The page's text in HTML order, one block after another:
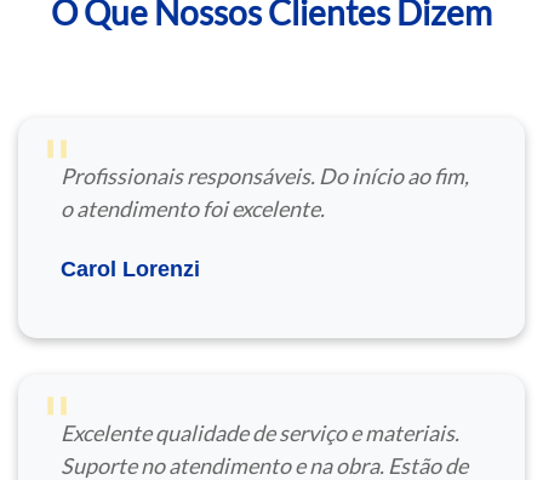
O Que Nossos Clientes Dizem
"Profissionais responsáveis. Do início ao fim,
o atendimento foi excelente.
Carol Lorenzi
"Excelente qualidade de serviço e materiais.
Suporte no atendimento e na obra. Estão de